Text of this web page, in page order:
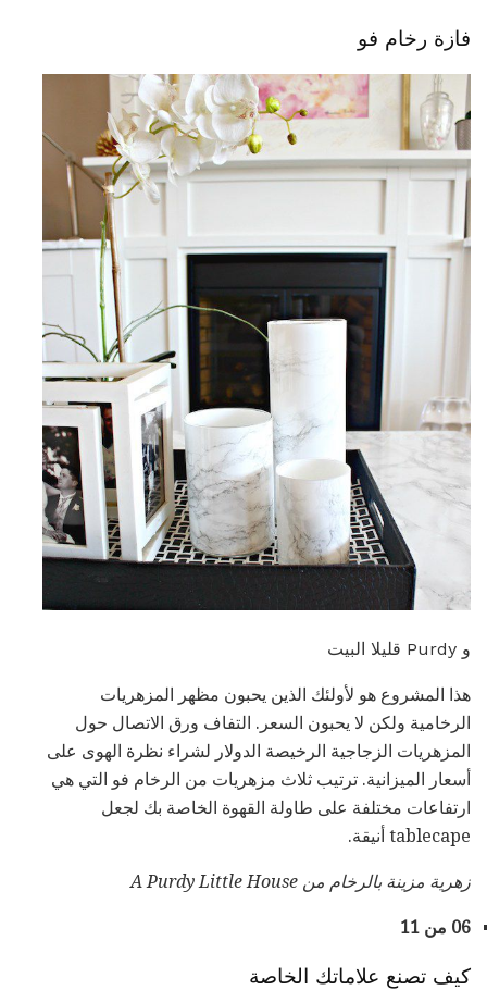
فازة رخام فو
و Purdy قليلا البيت
هذا المشروع هو لأولئك الذين يحبون مظهر المزهريات
الرخامية ولكن لا يحبون السعر. التفاف ورق الاتصال حول
المزهريات الزجاجية الرخيصة الدولار لشراء نظرة الهوى على
أسعار الميزانية. ترتيب ثلاث مزهريات من الرخام فو التي هي
ارتفاعات مختلفة على طاولة القهوة الخاصة بك لجعل
tablecape أنيقة.
زهرية مزينة بالرخام من A Purdy Little House
06 من 11
كيف تصنع علاماتك الخاصة